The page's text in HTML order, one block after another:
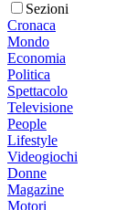
Sezioni
Cronaca
Mondo
Economia
Politica
Spettacolo
Televisione
People
Lifestyle
Videogiochi
Donne
Magazine
Motori